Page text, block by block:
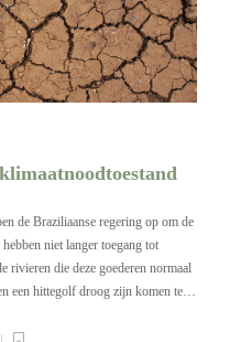
de Braziliaanse regering op om de
niet langer toegang tot
rivieren die deze goederen normaal
een hittegolf droog zijn komen te…